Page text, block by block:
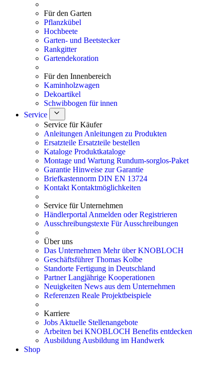
Für den Garten
Pflanzkübel
Hochbeete
Garten- und Beetstecker
Rankgitter
Gartendekoration
Für den Innenbereich
Kaminholzwagen
Dekoartikel
Schwibbogen für innen
Service
Service für Käufer
Anleitungen Anleitungen zu Produkten
Ersatzteile Ersatzteile bestellen
Kataloge Produktkataloge
Montage und Wartung Rundum-sorglos-Paket
Garantie Hinweise zur Garantie
Briefkastennorm DIN EN 13724
Kontakt Kontaktmöglichkeiten
Service für Unternehmen
Händlerportal Anmelden oder Registrieren
Ausschreibungstexte Für Ausschreibungen
Über uns
Das Unternehmen Mehr über KNOBLOCH
Geschäftsführer Thomas Kolbe
Standorte Fertigung in Deutschland
Partner Langjährige Kooperationen
Neuigkeiten News aus dem Unternehmen
Referenzen Reale Projektbeispiele
Karriere
Jobs Aktuelle Stellenangebote
Arbeiten bei KNOBLOCH Benefits entdecken
Ausbildung Ausbildung im Handwerk
Shop